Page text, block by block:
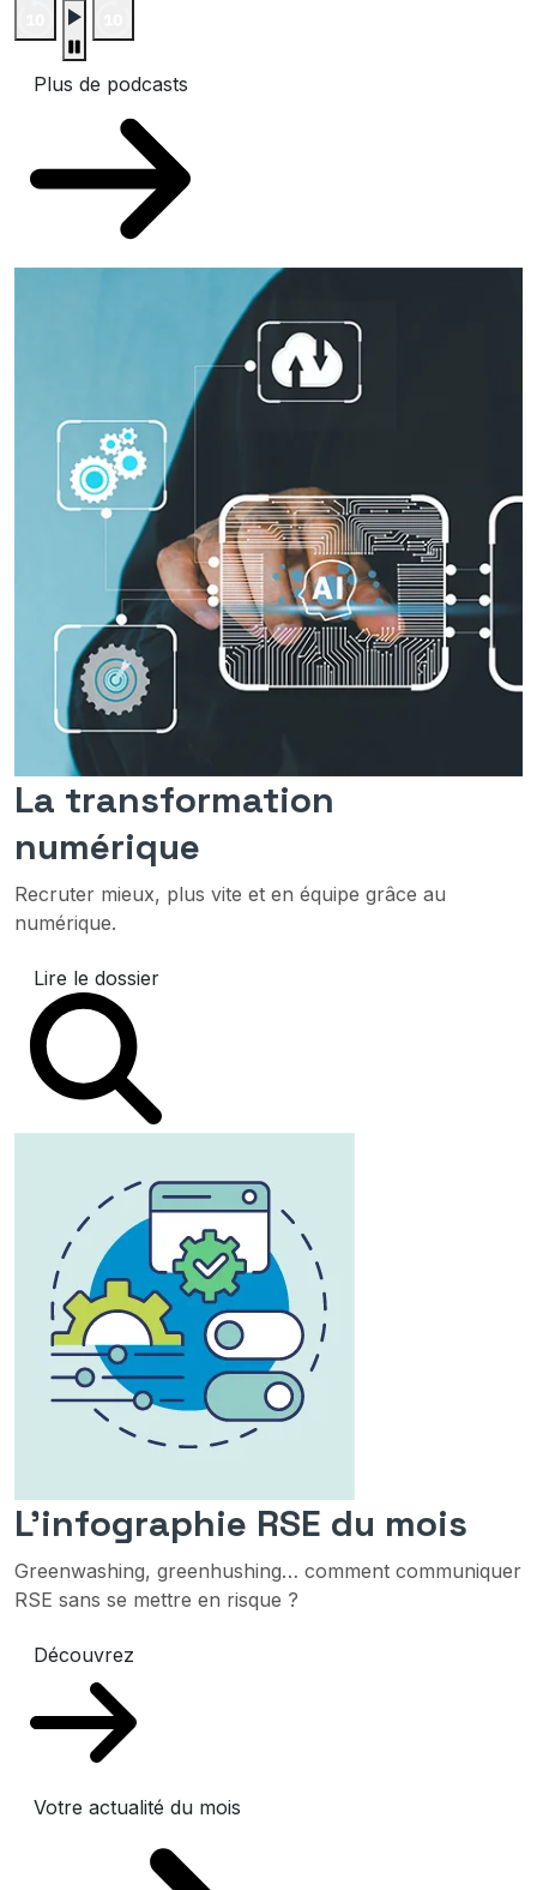
Plus de podcasts
La transformation
numérique
Recruter mieux, plus vite et en équipe grâce au
numérique.
Lire le dossier
L'infographie RSE du mois
Greenwashing, greenhushing… comment communiquer
RSE sans se mettre en risque ?
Découvrez
Votre actualité du mois